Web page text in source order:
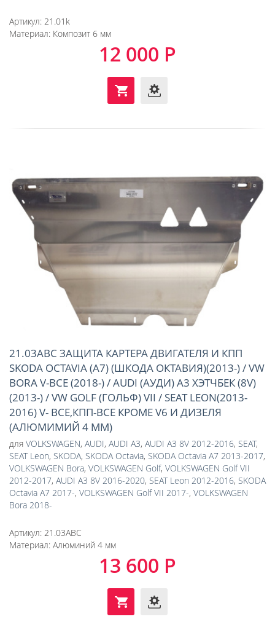
Артикул: 21.01k
Материал: Композит 6 мм
12 000 Р
21.03ABC ЗАЩИТА КАРТЕРА ДВИГАТЕЛЯ И КПП
SKODA OCTAVIA (A7) (ШКОДА ОКТАВИЯ)(2013-) / VW
BORA V-ВСЕ (2018-) / AUDI (АУДИ) A3 ХЭТЧБЕК (8V)
(2013-) / VW GOLF (ГОЛЬФ) VII / SEAT LEON(2013-
2016) V- ВСЕ,КПП-ВСЕ КРОМЕ V6 И ДИЗЕЛЯ
(АЛЮМИМИЙ 4 ММ)
для VOLKSWAGEN, AUDI, AUDI A3, AUDI A3 8V 2012-2016, SEAT,
SEAT Leon, SKODA, SKODA Octavia, SKODA Octavia A7 2013-2017,
VOLKSWAGEN Bora, VOLKSWAGEN Golf, VOLKSWAGEN Golf VII
2012-2017, AUDI A3 8V 2016-2020, SEAT Leon 2012-2016, SKODA
Octavia A7 2017-, VOLKSWAGEN Golf VII 2017-, VOLKSWAGEN
Bora 2018-
Артикул: 21.03ABC
Материал: Алюминий 4 мм
13 600 Р